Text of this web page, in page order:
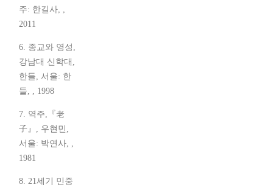
주: 한길사, ,
2011
6. 종교와 영성,
강남대 신학대,
한들, 서울: 한
들, , 1998
7. 역주,『老
子』, 우현민,
서울: 박연사, ,
1981
8. 21세기 민중